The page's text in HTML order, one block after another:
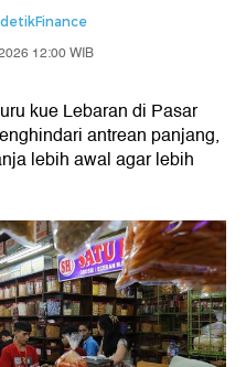
detikFinance
12:00 WIB
kue Lebaran di Pasar
antrean panjang,
lebih awal agar lebih